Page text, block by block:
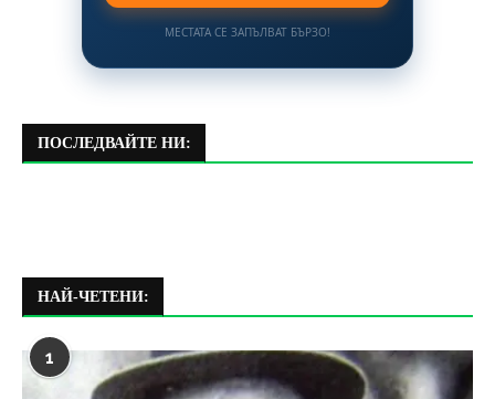
МЕСТАТА СЕ ЗАПЪЛВАТ БЪРЗО!
ПОСЛЕДВАЙТЕ НИ:
НАЙ-ЧЕТЕНИ:
1